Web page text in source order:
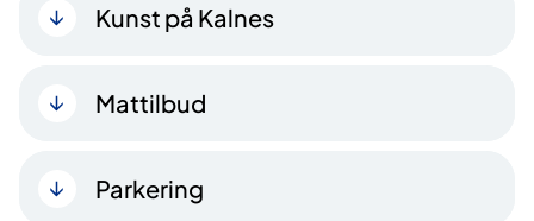
Kunst på Kalnes
Mattilbud
Parkering